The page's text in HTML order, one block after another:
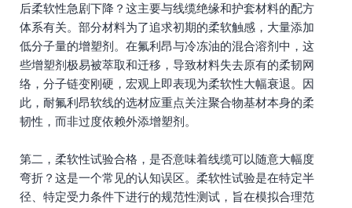
后柔软性急剧下降？这主要与线缆绝缘和护套材料的配方
体系有关。部分材料为了追求初期的柔软触感，大量添加
低分子量的增塑剂。在氟利昂与冷冻油的混合溶剂中，这
些增塑剂极易被萃取和迁移，导致材料失去原有的柔韧网
络，分子链变刚硬，宏观上即表现为柔软性大幅衰退。因
此，耐氟利昂软线的选材应重点关注聚合物基材本身的柔
韧性，而非过度依赖外添增塑剂。
第二，柔软性试验合格，是否意味着线缆可以随意大幅度
弯折？这是一个常见的认知误区。柔软性试验是在特定半
径、特定受力条件下进行的规范性测试，旨在模拟合理范